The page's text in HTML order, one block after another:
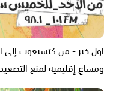
اول خبر - من كَتسيعوت إلى
ومساعٍ إقليمية لمنع التصعيد -